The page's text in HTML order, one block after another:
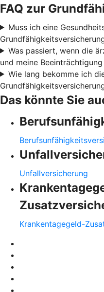
FAQ zur
Muss ich eine
Was passiert, wenn die
und meine
Wie lang bekomme ich
Das könnte Sie
Unfallversicherung
Krankentagegeld-